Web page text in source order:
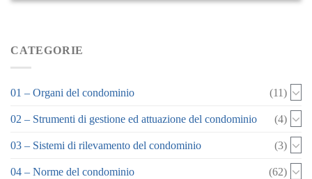
CATEGORIE
01 – Organi del condominio (11)
02 – Strumenti di gestione ed attuazione del condominio (4)
03 – Sistemi di rilevamento del condominio (3)
04 – Norme del condominio (62)